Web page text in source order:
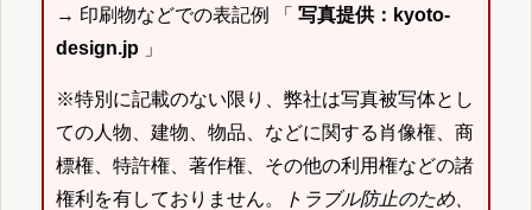
→ 印刷物などでの表記例 「 写真提供：kyoto-
design.jp 」
※特別に記載のない限り、弊社は写真被写体とし
ての人物、建物、物品、などに関する肖像権、商
標権、特許権、著作権、その他の利用権などの諸
権利を有しておりません。
トラブル防止のため、